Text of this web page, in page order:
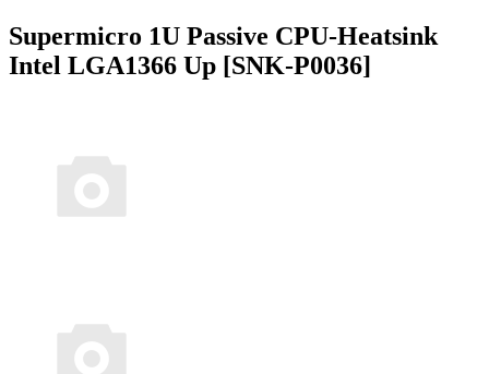
Supermicro 1U Passive CPU-Heatsink
Intel LGA1366 Up [SNK-P0036]